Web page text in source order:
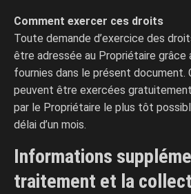
Comment exercer ces droits
Toute demande d’exercice des
être adressée au Propriétaire grâce
fournies dans le présent document.
peuvent être exercées
par le Propriétaire le plus tôt
délai d’un mois.
Informations
traitement et la